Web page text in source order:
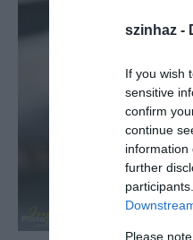
szinhaz -
If you wish
sensitive
confirm
continue
information
further
Please